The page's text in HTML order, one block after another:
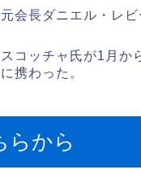
会長ダニエル・レ
コッチャ氏が1月か
携わった。
らから